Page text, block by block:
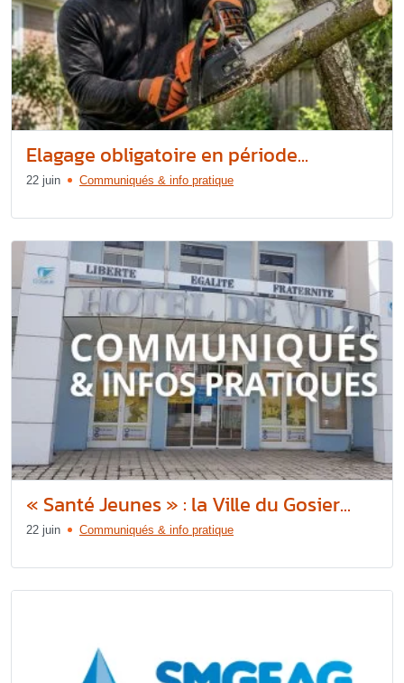
Elagage obligatoire en période...
22 juin Communiqués & info pratique
« Santé Jeunes » : la Ville du Gosier...
22 juin Communiqués & info pratique